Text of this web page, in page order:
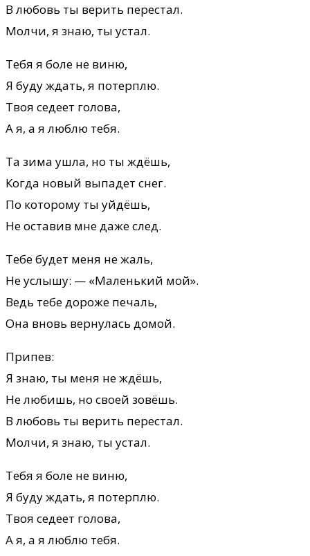
В любовь ты верить перестал.
Молчи, я знаю, ты устал.
Тебя я боле не виню,
Я буду ждать, я потерплю.
Твоя седеет голова,
А я, а я люблю тебя.
Та зима ушла, но ты ждёшь,
Когда новый выпадет снег.
По которому ты уйдёшь,
Не оставив мне даже след.
Тебе будет меня не жаль,
Не услышу: — «Маленький мой».
Ведь тебе дороже печаль,
Она вновь вернулась домой.
Припев:
Я знаю, ты меня не ждёшь,
Не любишь, но своей зовёшь.
В любовь ты верить перестал.
Молчи, я знаю, ты устал.
Тебя я боле не виню,
Я буду ждать, я потерплю.
Твоя седеет голова,
А я, а я люблю тебя.